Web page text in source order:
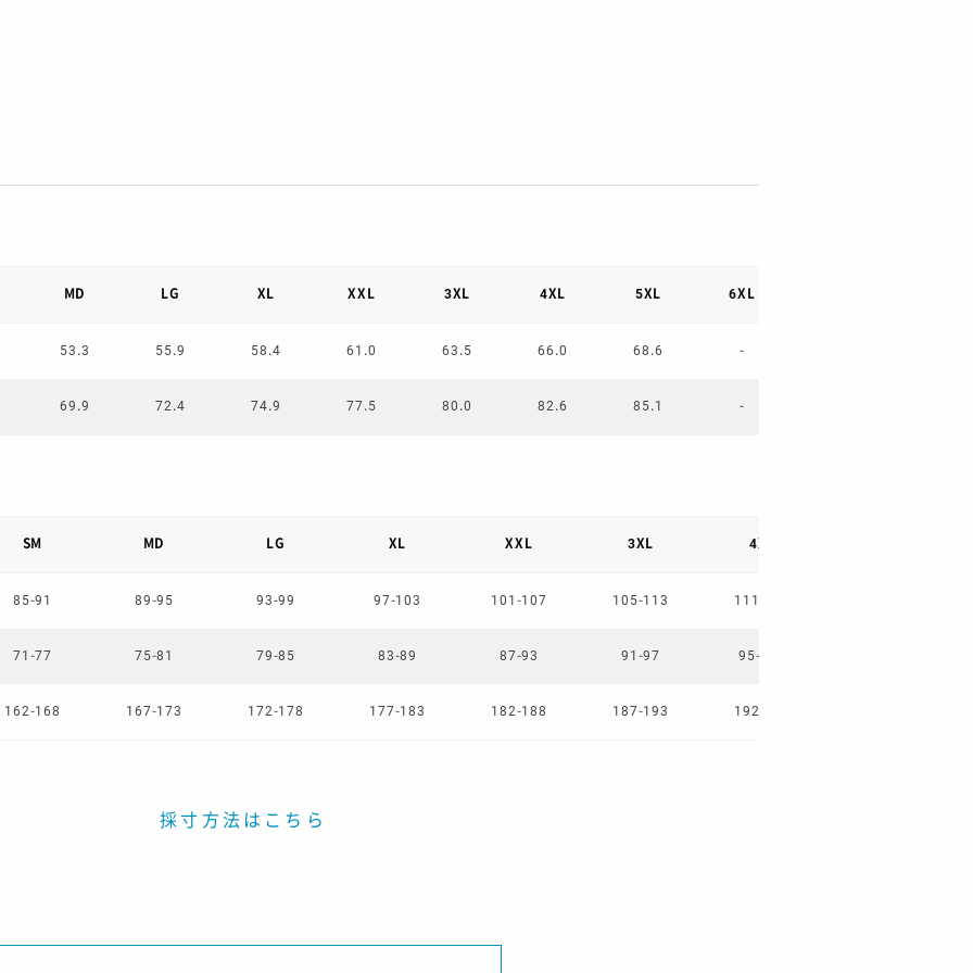
MD LG XL XXL 3XL 4XL 5XL 6XL
53.3 55.9 58.4 61.0 63.5 66.0 68.6 -
69.9 72.4 74.9 77.5 80.0 82.6 85.1 -
SM MD LG XL XXL 3XL 4XL
85-91 89-95 93-99 97-103 101-107 105-113 111-119
71-77 75-81 79-85 83-89 87-93 91-97 95-101
162-168 167-173 172-178 177-183 182-188 187-193 192-198
採寸方法はこちら